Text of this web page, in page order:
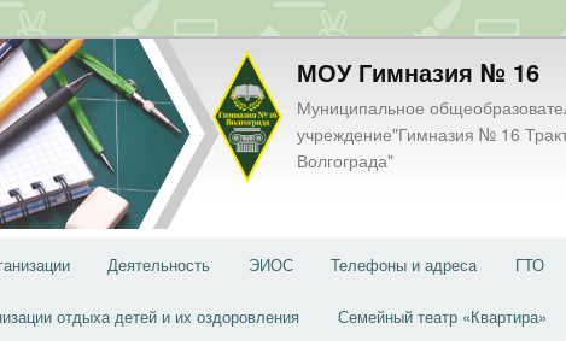
МОУ Гимназия № 16
Муниципальное
учреждение"Гимназия № 16
Волгограда"
Деятельность ЭИОС Телефоны и адреса ГТО
отдыха детей и их оздоровления Семейный театр «Квартира»